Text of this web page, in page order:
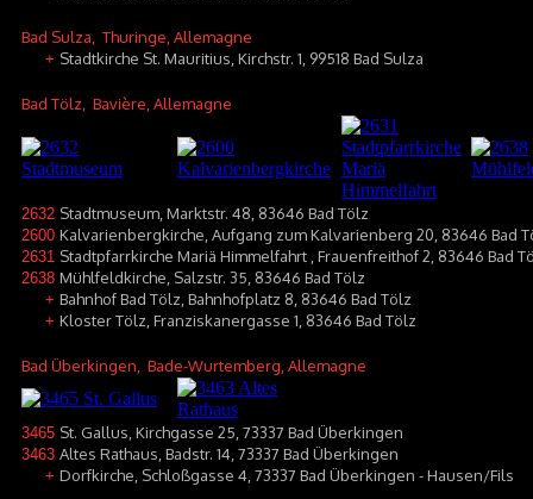
Bad Sulza , Thuringe, Allemagne
+ Stadtkirche St. Mauritius, Kirchstr. 1, 99518 Bad Sulza
Bad Tölz , Bavière, Allemagne
2632 Stadtmuseum, Marktstr. 48, 83646 Bad Tölz
2600 Kalvarienbergkirche, Aufgang zum Kalvarienberg 20, 83646 Bad
2631 Stadtpfarrkirche Mariä Himmelfahrt , Frauenfreithof 2, 83646 Bad
2638 Mühlfeldkirche, Salzstr. 35, 83646 Bad Tölz
+ Bahnhof Bad Tölz, Bahnhofplatz 8, 83646 Bad Tölz
+ Kloster Tölz, Franziskanergasse 1, 83646 Bad Tölz
Bad Überkingen , Bade-Wurtemberg, Allemagne
3465 St. Gallus, Kirchgasse 25, 73337 Bad Überkingen
3463 Altes Rathaus, Badstr. 14, 73337 Bad Überkingen
+ Dorfkirche, Schloßgasse 4, 73337 Bad Überkingen - Hausen/Fils